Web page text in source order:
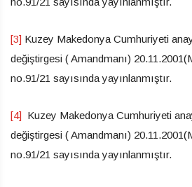
[3] Kuzey Makedonya Cumhuriyeti
değiştirgesi ( Amandmanı)
no.91/21 sayısında yayınlanmıştır.
[4] Kuzey Makedonya Cumhuriyeti
değiştirgesi ( Amandmanı)
no.91/21 sayısında yayınlanmıştır.